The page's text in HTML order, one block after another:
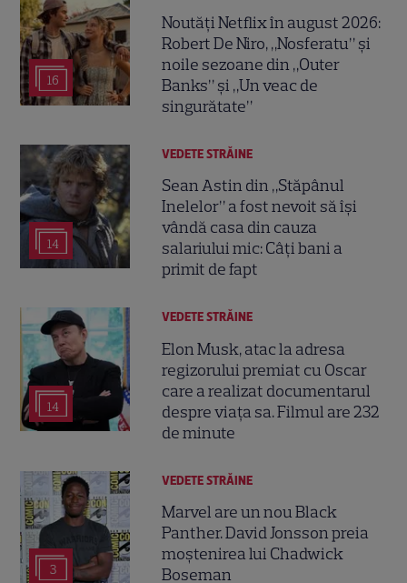
16
Noutăți Netflix în august 2026:
Robert De Niro, „Nosferatu” și
noile sezoane din „Outer
Banks” și „Un veac de
singurătate”
14
VEDETE STRĂINE
Sean Astin din „Stăpânul
Inelelor” a fost nevoit să își
vândă casa din cauza
salariului mic: Câți bani a
primit de fapt
14
VEDETE STRĂINE
Elon Musk, atac la adresa
regizorului premiat cu Oscar
care a realizat documentarul
despre viața sa. Filmul are 232
de minute
3
VEDETE STRĂINE
Marvel are un nou Black
Panther. David Jonsson preia
moștenirea lui Chadwick
Boseman